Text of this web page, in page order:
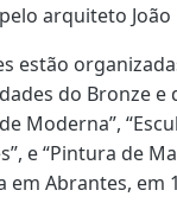
arquiteto João
estão
do Bronze e
Moderna”,
e “Pintura de
Abrantes, em